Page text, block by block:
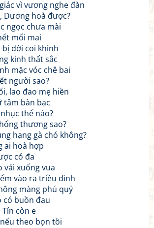
vì vương nghe đàn
Dương hoà được?
ngọc chưa mài
mối mai
bị đời coi khinh
kinh thất sắc
mặc vóc chê bai
người sao?
lao đao mẹ hiền
tâm bàn bạc
thế nào?
thương sao?
hạng gà chó không?
ai hoà hợp
có đa
vái xuống vua
vào ra triều đình
màng phú quý
có buồn đau
còn e
theo bọn tồi